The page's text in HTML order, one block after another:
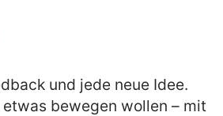
und jede neue Idee.
bewegen wollen – mit